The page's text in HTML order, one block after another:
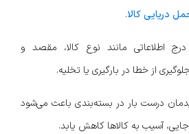
دریایی کالا.
اطلاعاتی مانند نوع کالا، مقصد و
از خطا در بارگیری یا تخلیه.
درست بار در بسته‌بندی باعث می‌شود
آسیب به کالاها کاهش یابد.